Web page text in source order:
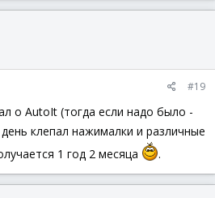
#19
о AutoIt (тогда если надо было -
клепал нажималки и различные
1 год 2 месяца
.